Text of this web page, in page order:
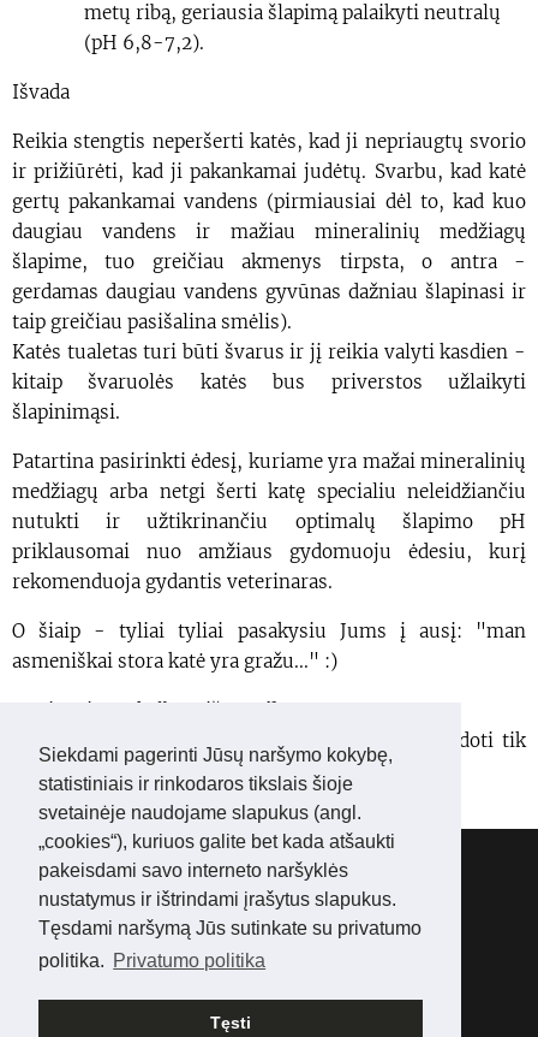
Siekdami pagerinti Jūsų naršymo kokybę,
statistiniais ir rinkodaros tikslais šioje
svetainėje naudojame slapukus (angl.
„cookies“), kuriuos galite bet kada atšaukti
pakeisdami savo interneto naršyklės
nustatymus ir ištrindami įrašytus slapukus.
Tęsdami naršymą Jūs sutinkate su privatumo
politika. Privatumo politika
Tęsti
metų ribą, geriausia šlapimą palaikyti neutralų
(pH 6,8-7,2).
Išvada
Reikia stengtis neperšerti katės, kad ji nepriaugtų svorio
ir prižiūrėti, kad ji pakankamai judėtų. Svarbu, kad katė
gertų pakankamai vandens (pirmiausiai dėl to, kad kuo
daugiau vandens ir mažiau mineralinių medžiagų
šlapime, tuo greičiau akmenys tirpsta, o antra -
gerdamas daugiau vandens gyvūnas dažniau šlapinasi ir
taip greičiau pasišalina smėlis).
Katės tualetas turi būti švarus ir jį reikia valyti kasdien -
kitaip švaruolės katės bus priverstos užlaikyti
šlapinimąsi.
Patartina pasirinkti ėdesį, kuriame yra mažai mineralinių
medžiagų arba netgi šerti katę specialiu neleidžiančiu
nutukti ir užtikrinančiu optimalų šlapimo pH
priklausomai nuo amžiaus gydomuoju ėdesiu, kurį
rekomenduoja gydantis veterinaras.
O šiaip - tyliai tyliai pasakysiu Jums į ausį: "man
asmeniškai stora katė yra gražu..." :)
Straipsnis paskelbtas iš Vetvila
Skelbiamą informaciją ir nuotraukas galima naudoti tik
su aktyvia nuoroda į šį puslapį.
Abisinijos kačių veislynas:WONDERLIFE*LT
Tel.:+ 3706 05 16006
MesFacebook'e
Instagram'e